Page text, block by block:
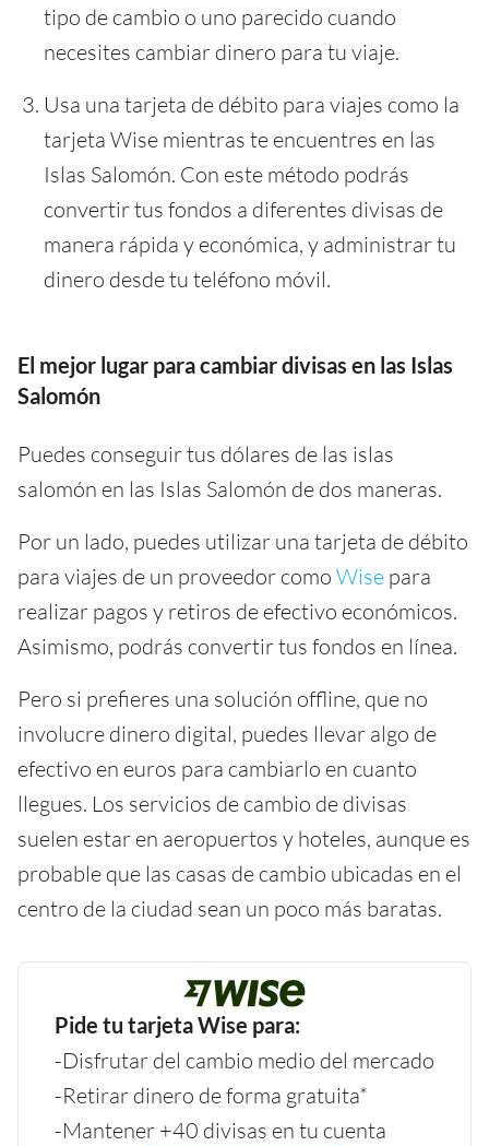
tipo de cambio o uno parecido cuando
necesites cambiar dinero para tu viaje.
Usa una tarjeta de débito para viajes como la
tarjeta Wise mientras te encuentres en las
Islas Salomón. Con este método podrás
convertir tus fondos a diferentes divisas de
manera rápida y económica, y administrar tu
dinero desde tu teléfono móvil.
El mejor lugar para cambiar divisas en las Islas
Salomón
Puedes conseguir tus dólares de las islas
salomón en las Islas Salomón de dos maneras.
Por un lado, puedes utilizar una tarjeta de débito
para viajes de un proveedor como Wise para
realizar pagos y retiros de efectivo económicos.
Asimismo, podrás convertir tus fondos en línea.
Pero si prefieres una solución offline, que no
involucre dinero digital, puedes llevar algo de
efectivo en euros para cambiarlo en cuanto
llegues. Los servicios de cambio de divisas
suelen estar en aeropuertos y hoteles, aunque es
probable que las casas de cambio ubicadas en el
centro de la ciudad sean un poco más baratas.
Pide tu tarjeta Wise para:
-Disfrutar del cambio medio del mercado
-Retirar dinero de forma gratuita*
-Mantener +40 divisas en tu cuenta